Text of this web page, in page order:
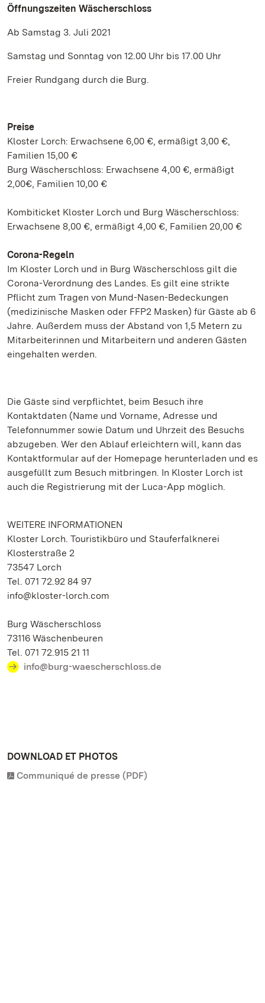
Öffnungszeiten Wäscherschloss
Ab Samstag 3. Juli 2021
Samstag und Sonntag von 12.00 Uhr bis 17.00 Uhr
Freier Rundgang durch die Burg.
Preise
Kloster Lorch: Erwachsene 6,00 €, ermäßigt 3,00 €,
Familien 15,00 €
Burg Wäscherschloss: Erwachsene 4,00 €, ermäßigt
2,00€, Familien 10,00 €
Kombiticket Kloster Lorch und Burg Wäscherschloss:
Erwachsene 8,00 €, ermäßigt 4,00 €, Familien 20,00 €
Corona-Regeln
Im Kloster Lorch und in Burg Wäscherschloss gilt die
Corona-Verordnung des Landes. Es gilt eine strikte
Pflicht zum Tragen von Mund-Nasen-Bedeckungen
(medizinische Masken oder FFP2 Masken) für Gäste ab 6
Jahre. Außerdem muss der Abstand von 1,5 Metern zu
Mitarbeiterinnen und Mitarbeitern und anderen Gästen
eingehalten werden.
Die Gäste sind verpflichtet, beim Besuch ihre
Kontaktdaten (Name und Vorname, Adresse und
Telefonnummer sowie Datum und Uhrzeit des Besuchs
abzugeben. Wer den Ablauf erleichtern will, kann das
Kontaktformular auf der Homepage herunterladen und es
ausgefüllt zum Besuch mitbringen. In Kloster Lorch ist
auch die Registrierung mit der Luca-App möglich.
WEITERE INFORMATIONEN
Kloster Lorch. Touristikbüro und Stauferfalknerei
Klosterstraße 2
73547 Lorch
Tel. 071 72.92 84 97
info@kloster-lorch.com
Burg Wäscherschloss
73116 Wäschenbeuren
Tel. 071 72.915 21 11
info@burg-waescherschloss.de
DOWNLOAD ET PHOTOS
Communiqué de presse (PDF)